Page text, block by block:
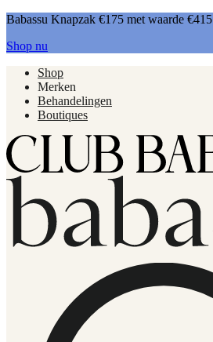
Babassu Knapzak €175 met waarde €415
Shop nu
Shop
Merken
Behandelingen
Boutiques